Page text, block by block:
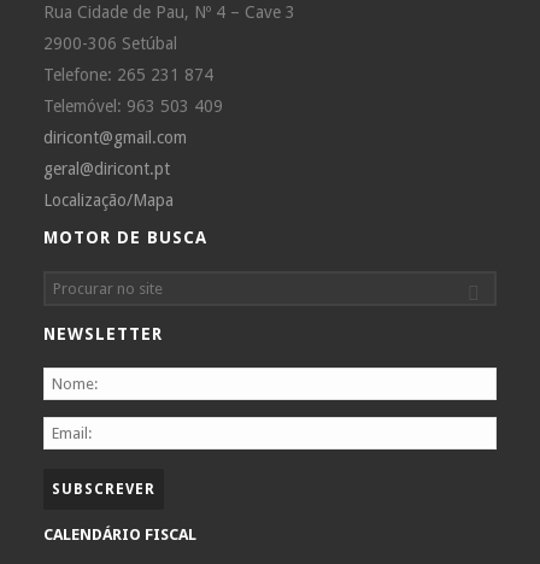
Rua Cidade de Pau, Nº 4 – Cave 3
2900-306 Setúbal
Telefone: 265 231 874
Telemóvel: 963 503 409
diricont@gmail.com
geral@diricont.pt
Localização/Mapa
MOTOR DE BUSCA
NEWSLETTER
CALENDÁRIO FISCAL